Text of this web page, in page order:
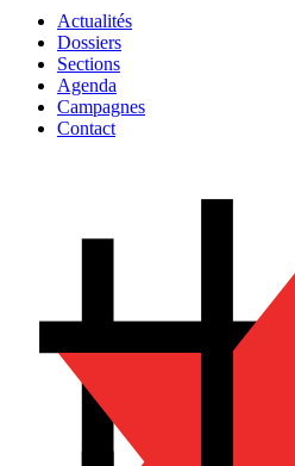
Actualités
Dossiers
Sections
Agenda
Campagnes
Contact